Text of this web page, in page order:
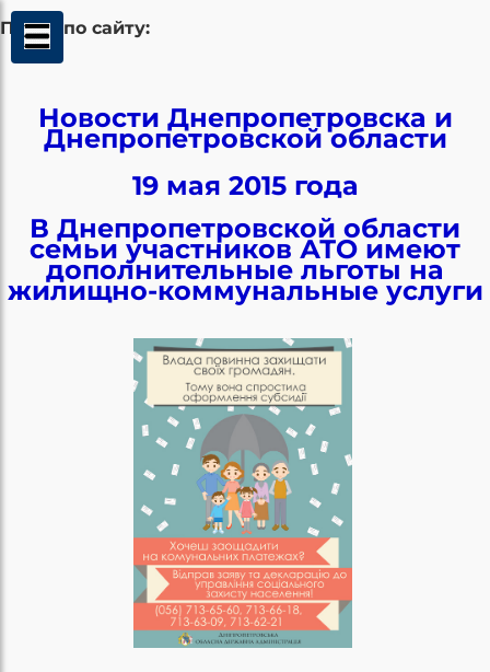
Поиск по сайту:
Новости Днепропетровска и
Днепропетровской области
19 мая 2015 года
В Днепропетровской области
семьи участников АТО имеют
дополнительные льготы на
жилищно-коммунальные услуги